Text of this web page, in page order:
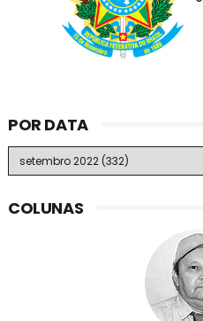
POR DATA
COLUNAS